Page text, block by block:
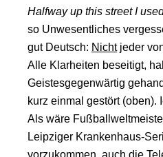
Halfway up this streetI
so Unwesentliches
gut Deutsch: Nichtjeder
Alle Klarheiten beseitigt,
Geistesgegenwärtig
kurz einmal gestört
Als wäre
Leipziger Krankenhaus-
vorzukommen, auch die